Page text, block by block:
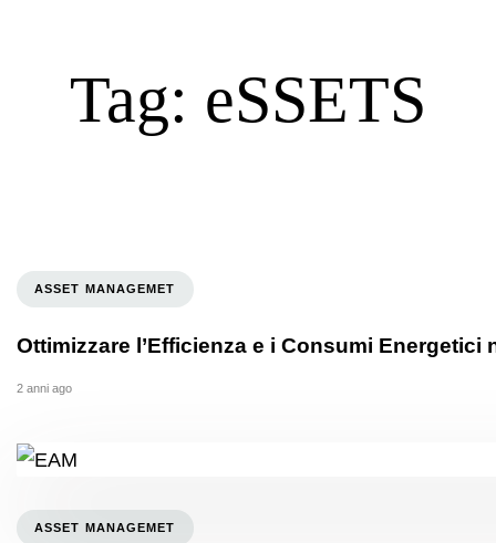
Tag: eSSETS
ASSET MANAGEMET
Ottimizzare l’Efficienza e i Consumi Energetici
2 anni ago
ASSET MANAGEMET